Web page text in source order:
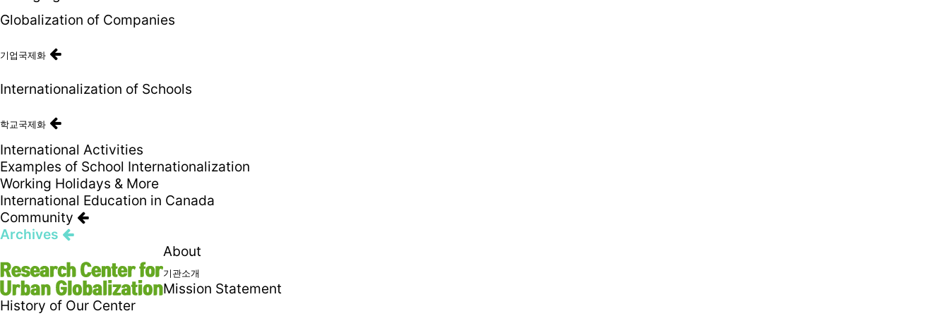
Globalization of Companies
기업국제화
Internationalization of Schools
학교국제화
International Activities
Examples of School Internationalization
Working Holidays & More
International Education in Canada
Community
Archives
About
기관소개
Mission Statement
History of Our Center